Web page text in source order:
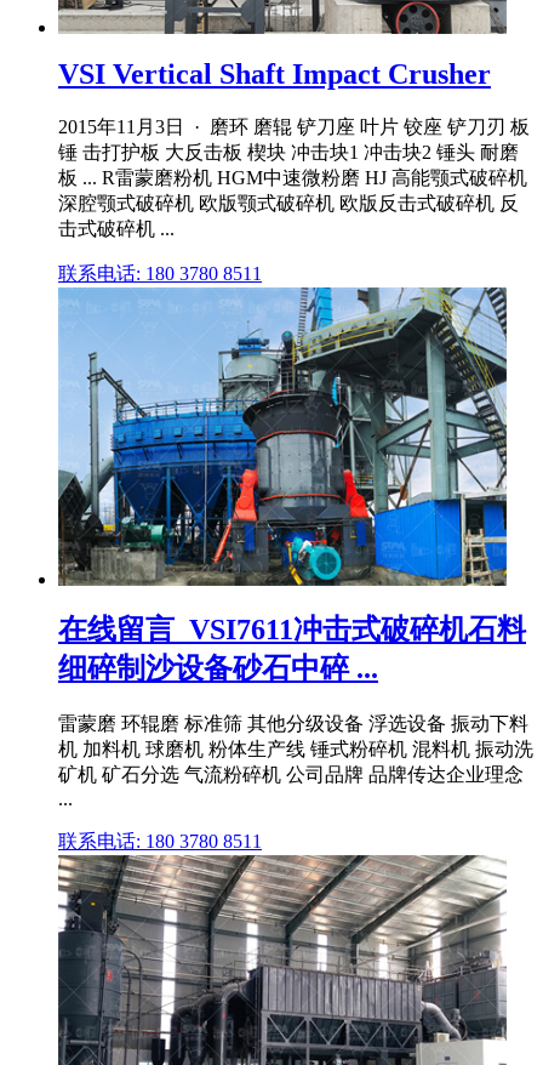
VSI Vertical Shaft Impact Crusher
2015年11月3日 · 磨环 磨辊 铲刀座 叶片 铰座 铲刀刃 板
锤 击打护板 大反击板 楔块 冲击块1 冲击块2 锤头 耐磨
板 ... R雷蒙磨粉机 HGM中速微粉磨 HJ 高能颚式破碎机
深腔颚式破碎机 欧版颚式破碎机 欧版反击式破碎机 反
击式破碎机 ...
联系电话: 180 3780 8511
在线留言_VSI7611冲击式破碎机石料
细碎制沙设备砂石中碎 ...
雷蒙磨 环辊磨 标准筛 其他分级设备 浮选设备 振动下料
机 加料机 球磨机 粉体生产线 锤式粉碎机 混料机 振动洗
矿机 矿石分选 气流粉碎机 公司品牌 品牌传达企业理念
...
联系电话: 180 3780 8511